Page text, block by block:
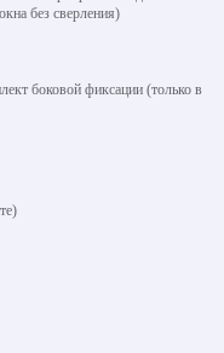
без сверления)
боковой фиксации (только в